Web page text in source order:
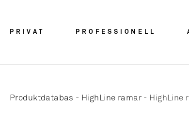
PRIVAT PROFESSIONELL
Produktdatabas - HighLine ramar - HighLine